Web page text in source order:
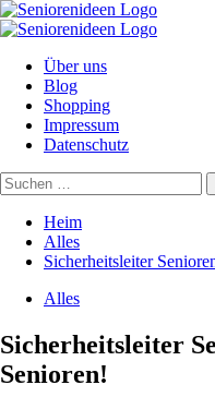
Zum
Inhalt
Primäres
Über uns
Blog
Shopping
Impressum
Datenschutz
Suchen
nach:
Heim
Alles
Sicherheitsleiter
Alles
Sicherheitsleiter
Senioren!